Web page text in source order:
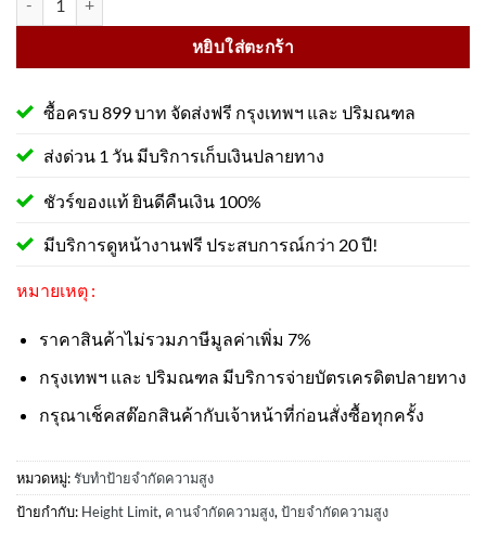
หยิบใส่ตะกร้า
ซื้อครบ 899 บาท จัดส่งฟรี กรุงเทพฯ และ ปริมณฑล
ส่งด่วน 1 วัน มีบริการเก็บเงินปลายทาง
ชัวร์ของแท้ ยินดีคืนเงิน 100%
มีบริการดูหน้างานฟรี ประสบการณ์กว่า 20 ปี!
หมายเหตุ :
ราคาสินค้าไม่รวมภาษีมูลค่าเพิ่ม 7%
กรุงเทพฯ และ ปริมณฑล มีบริการจ่ายบัตรเครดิตปลายทาง
กรุณาเช็คสต๊อกสินค้ากับเจ้าหน้าที่ก่อนสั่งซื้อทุกครั้ง
หมวดหมู่:รับทำป้ายจำกัดความสูง
ป้ายกำกับ: Height Limit, คานจำกัดความสูง,ป้ายจำกัดความสูง